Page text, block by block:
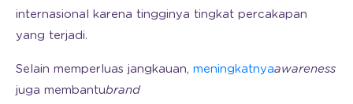
internasional karena tingginya tingkat percakapan
yang terjadi.
Selain memperluas jangkauan, meningkatnyaawareness
juga membantubrand